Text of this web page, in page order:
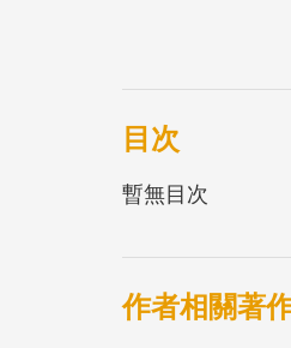
目次
暫無目次
作者相關著